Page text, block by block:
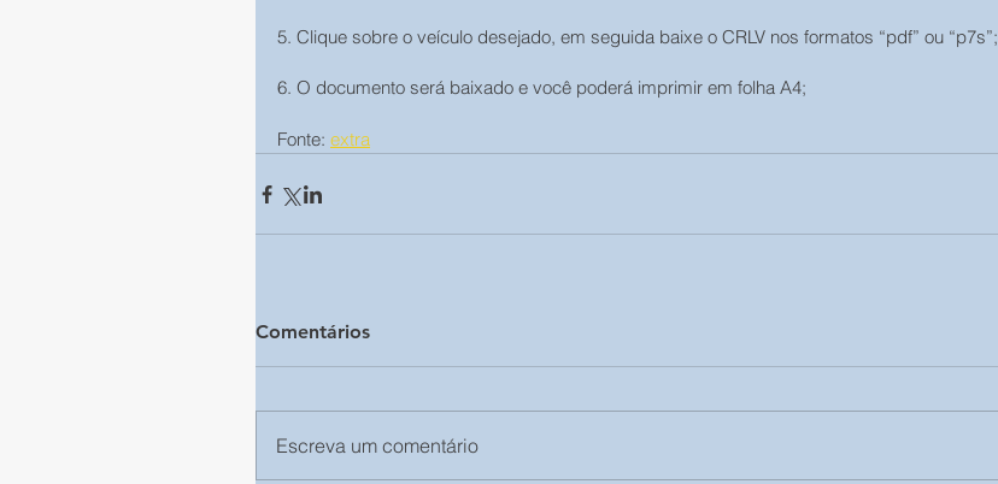
5. Clique sobre o veículo desejado, em seguida baixe o CRLV nos formatos “pdf” ou “p7s”;
6. O documento será baixado e você poderá imprimir em folha A4;
Fonte: extra
Comentários
Escreva um comentário